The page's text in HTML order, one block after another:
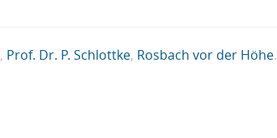
, Prof. Dr. P. Schlottke, Rosbach vor der Höhe.